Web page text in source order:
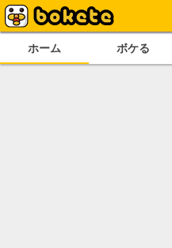
ホーム ボケる